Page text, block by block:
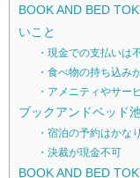
BOOK AND BED
いこと
・現金での支払いは
・食べ物の持ち込み
・アメニティやサー
ブックアンドベッド
・宿泊の予約はかな
・決裁が現金不可
BOOK AND BED